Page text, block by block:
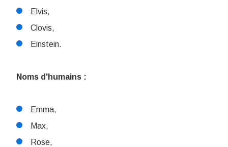
Elvis,
Clovis,
Einstein.
Noms d'humains :
Emma,
Max,
Rose,